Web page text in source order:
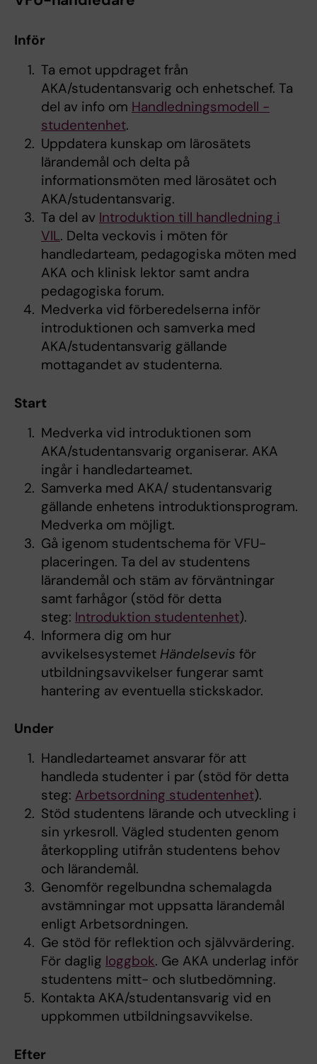
Inför
Ta emot uppdraget från
AKA/studentansvarig och enhetschef. Ta
del av info om Handledningsmodell -
studentenhet.
Uppdatera kunskap om lärosätets
lärandemål och delta på
informationsmöten med lärosätet och
AKA/studentansvarig.
Ta del av Introduktion till handledning i
VIL. Delta veckovis i möten för
handledarteam, pedagogiska möten med
AKA och klinisk lektor samt andra
pedagogiska forum.
Medverka vid förberedelserna inför
introduktionen och samverka med
AKA/studentansvarig gällande
mottagandet av studenterna.
Start
Medverka vid introduktionen som
AKA/studentansvarig organiserar. AKA
ingår i handledarteamet.
Samverka med AKA/ studentansvarig
gällande enhetens introduktionsprogram.
Medverka om möjligt.
Gå igenom studentschema för VFU-
placeringen. Ta del av studentens
lärandemål och stäm av förväntningar
samt farhågor (stöd för detta
steg: Introduktion studentenhet).
Informera dig om hur
avvikelsesystemet Händelsevis för
utbildningsavvikelser fungerar samt
hantering av eventuella stickskador.
Under
Handledarteamet ansvarar för att
handleda studenter i par (stöd för detta
steg: Arbetsordning studentenhet).
Stöd studentens lärande och utveckling i
sin yrkesroll. Vägled studenten genom
återkoppling utifrån studentens behov
och lärandemål.
Genomför regelbundna schemalagda
avstämningar mot uppsatta lärandemål
enligt Arbetsordningen.
Ge stöd för reflektion och självvärdering.
För daglig loggbok. Ge AKA underlag inför
studentens mitt- och slutbedömning.
Kontakta AKA/studentansvarig vid en
uppkommen utbildningsavvikelse.
Efter